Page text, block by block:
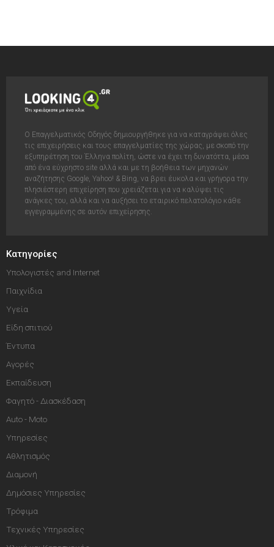
Ο Επαγγελματικός Οδηγός δημιουργήθηκε για να καταγράψει όλες
τις επιχειρήσεις και τους επαγγελματίες της χώρας, με σκοπό την
εξυπηρέτηση του Έλληνα πολίτη, ώστε να έχει τη δυνατόττα, μέσα
από ένα εύχρηστο site αλλά και με τη βοήθεια των μηχανών
αναζήτησης Google, Yahoo! & Bing, να βρει έυκολα και γρήγορα την
πλησιέστερη επιχείρηση που χρειάζεται για να καλύψει τις
ανάγκες του, αλλά και να αυξήσει το εταιρικό πελατολόγιο κάθε
εγγεγραμμένης σε αυτόν επιχείρησης.
Κατηγορίες
Υπολογιστές and Internet
Παιχνίδια
Υγεία
Είδη σπιτιού
Έντυπα
Αγορές
Εκπαίδευση
Φαγητό - Διασκέδαση
Auto - Moto
Υπηρεσίες
Αθλητισμός
Διαμονή
Δημόσιες Υπηρεσίες
Τρόφιμα
Τεχνικές Υπηρεσίες